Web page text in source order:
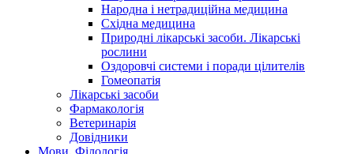
Народна і нетрадиційна медицина
Східна медицина
Природні лікарські засоби. Лікарські
рослини
Оздоровчі системи і поради цілителів
Гомеопатія
Лікарські засоби
Фармакологія
Ветеринарія
Довідники
Мови. Філологія